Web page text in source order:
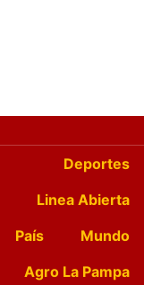
Deportes
Linea Abierta
País
Mundo
Agro La Pampa